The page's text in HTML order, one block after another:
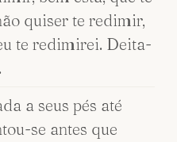
quiser te redimir,
te redimirei. Deita-
a seus pés até
se antes que